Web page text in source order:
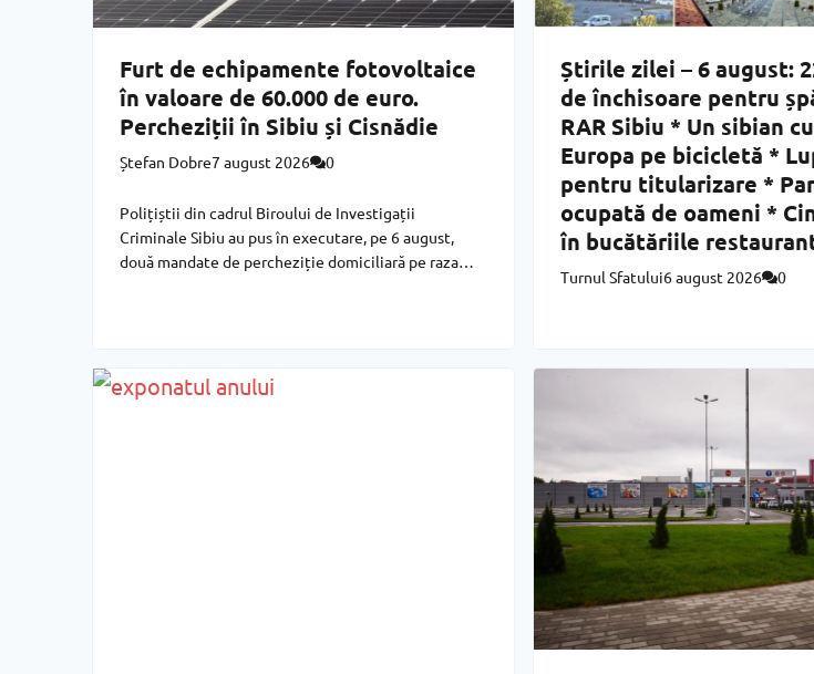
Furt de echipamente fotovoltaice
în valoare de 60.000 de euro.
Percheziții în Sibiu și Cisnădie
Ștefan Dobre7 august 2026 0
Polițiștii din cadrul Biroului de Investigații
Criminale Sibiu au pus în executare, pe 6 august,
două mandate de percheziție domiciliară pe raza
Știrile zilei – 6 august:
de închisoare pentru
RAR Sibiu * Un sibian
Europa pe bicicletă *
pentru titularizare *
ocupată de oameni *
în bucătăriile
Turnul Sfatului6 august 2026 0